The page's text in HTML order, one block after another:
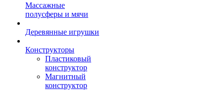
Массажные
полусферы и мячи
Деревянные игрушки
Конструкторы
Пластиковый
конструктор
Магнитный
конструктор